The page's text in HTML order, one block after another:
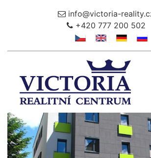
info@victoria-
+420 777 200 502